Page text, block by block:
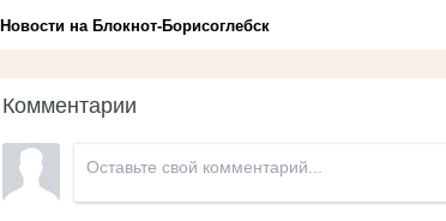
Новости на Блoкнoт-Борисоглебск
Комментарии